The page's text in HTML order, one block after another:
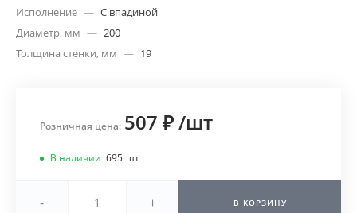
Исполнение — С впадиной
Диаметр, мм — 200
Толщина стенки, мм — 19
Розничная цена: 507 ₽/шт
В наличии 695 шт
- + В КОРЗИНУ